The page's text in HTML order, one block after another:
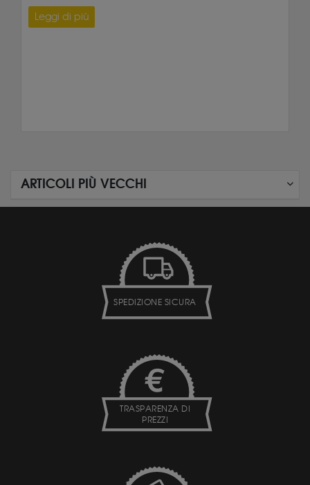
Leggi di più
ARTICOLI PIÙ VECCHI
SPEDIZIONE SICURA
TRASPARENZA DI
PREZZI